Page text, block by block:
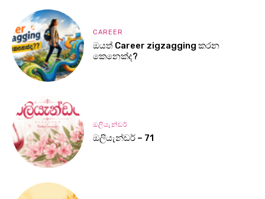
CAREER
ඔයත් Career zigzagging කරන
කෙනෙක්ද?
ඔලියැන්ඩර්
ඔලියැන්ඩර් – 71